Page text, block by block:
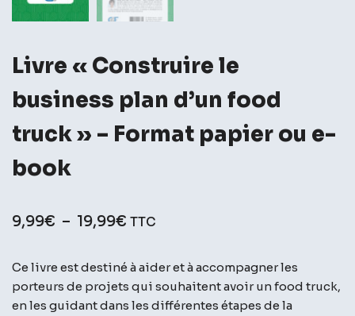
Livre « Construire le
business plan d’un food
truck » – Format papier ou e-
book
9,99€ – 19,99€ TTC
Ce livre est destiné à aider et à accompagner les
porteurs de projets qui souhaitent avoir un food truck,
en les guidant dans les différentes étapes de la